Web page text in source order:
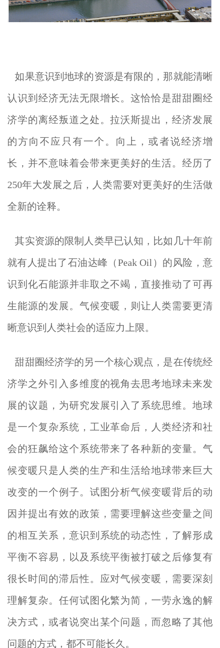
如果意识到地球的资源是有限的，那就能清晰
认识到经济无法无限增长。这恰恰是甜甜圈经
济学的离经叛道之处。拉沃斯提出，经济发展
的方向不应只有一个。向上，或者说经济增
长，并不意味着会带来更美好的生活。经历了
250年大发展之后，人类需要对更美好的生活做
全新的诠释。
其实资源的限制人类早已认知，比如几十年前
就有人提出了石油达峰（Peak Oil）的风险，意
识到化石能源并非取之不竭，直接推动了可再
生能源的发展。气候变暖，则让人类需要更清
晰意识到人类社会的适应力上限。
甜甜圈经济学的另一个核心观点，是在传统经
济学之外引入多维度的视角去思考地球未来发
展的议题，为研究发展引入了系统思维。地球
是一个复杂系统，工业革命后，人类经济和社
会的狂飙给这个系统带来了各种新的变量。气
候变暖只是人类的生产和生活给地球带来巨大
改变的一个例子。试图分析气候变暖背后的动
因并提出有效的政策，需要理解这些变量之间
的相互关系，意识到系统的动态性，了解形成
平衡不容易，以及系统平衡被打破之后修复有
很长时间的滞后性。应对气候变暖，需要深刻
理解复杂。任何试图化繁为简，一劳永逸的解
决方式，或者说突出某个问题，而忽略了其他
问题的方式，都不可能长久。